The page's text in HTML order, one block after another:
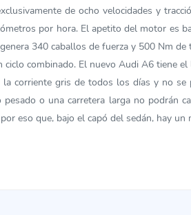
de ocho velocidades y
por hora. El apetito del motor es
340 caballos de fuerza y 500 Nm
combinado. El nuevo Audi A6 tiene
corriente gris de todos los días y no
o una carretera larga no podrán
eso que, bajo el capó del sedán, hay